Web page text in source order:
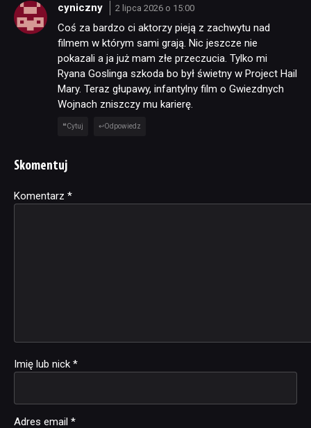
cyniczny 2 lipca 2026 o 15:00
Coś za bardzo ci aktorzy pieją z zachwytu nad
filmem w którym sami grają. Nic jeszcze nie
pokazali a ja już mam złe przeczucia. Tylko mi
Ryana Goslinga szkoda bo był świetny w Project Hail
Mary. Teraz głupawy, infantylny film o Gwiezdnych
Wojnach zniszczy mu karierę.
Cytuj Odpowiedz
Skomentuj
Komentarz *
Imię lub nick *
Adres email *
Alternative: